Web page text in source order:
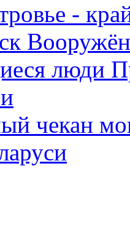
-
люди
чекан